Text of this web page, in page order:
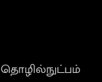
தொழில்நுட்பம்